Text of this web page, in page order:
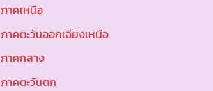
ภาคเหนือ
ภาคตะวันออกเฉียงเหนือ
ภาคกลาง
ภาคตะวันตก